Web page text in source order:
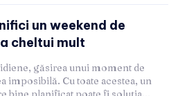
un weekend de
cheltui mult
găsirea unui moment de
imposibilă. Cu toate acestea, un